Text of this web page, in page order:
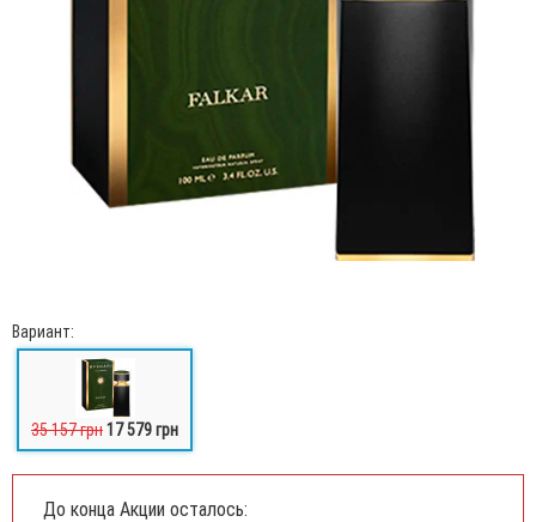
Вариант:
35 157 грн17 579 грн
До конца Акции осталось: